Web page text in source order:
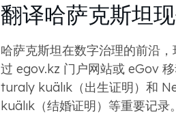
翻译哈萨克斯坦
哈萨克斯坦在数字治理的前沿
过 egov.kz 门户网站或 eGov
turaly kuälık（出生证明）和
kuälık（结婚证明）等重要记录。